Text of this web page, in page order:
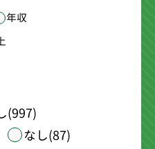
年収
(997)
なし(87)